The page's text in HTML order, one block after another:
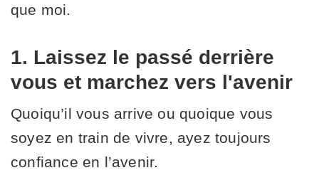
que moi.
1. Laissez le passé derrière
vous et marchez vers l'avenir
Quoiqu’il vous arrive ou quoique vous
soyez en train de vivre, ayez toujours
confiance en l’avenir.